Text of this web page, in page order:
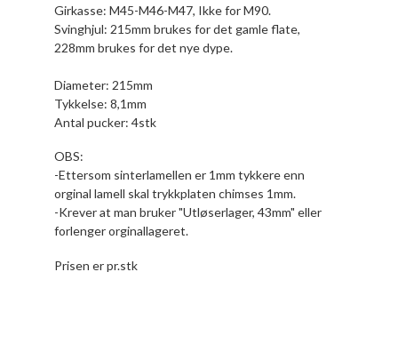
Girkasse: M45-M46-M47, Ikke for M90.
Svinghjul: 215mm brukes for det gamle flate,
228mm brukes for det nye dype.
Diameter: 215mm
Tykkelse: 8,1mm
Antal pucker: 4stk
OBS:
-Ettersom sinterlamellen er 1mm tykkere enn
orginal lamell skal trykkplaten chimses 1mm.
-Krever at man bruker "Utløserlager, 43mm" eller
forlenger orginallageret.
Prisen er pr.stk